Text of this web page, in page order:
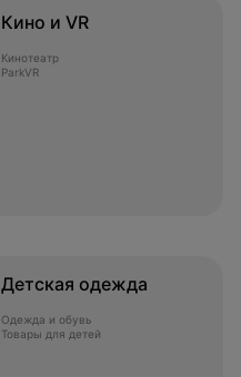
Кино и VR
Кинотеатр
ParkVR
Детская одежда
Одежда и обувь
Товары для детей